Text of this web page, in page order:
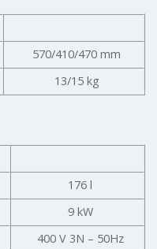
570/410/470 mm
13/15 kg
176 l
9 kW
400 V 3N – 50Hz